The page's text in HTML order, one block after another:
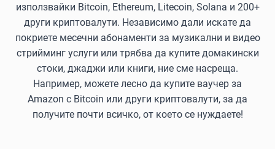
използвайки Bitcoin, Ethereum, Litecoin, Solana и 200+
други криптовалути. Независимо дали искате да
покриете месечни абонаменти за музикални и видео
стрийминг услуги или трябва да купите домакински
стоки, джаджи или книги, ние сме насреща.
Например, можете лесно да купите ваучер за
Amazon с Bitcoin или други криптовалути, за да
получите почти всичко, от което се нуждаете!